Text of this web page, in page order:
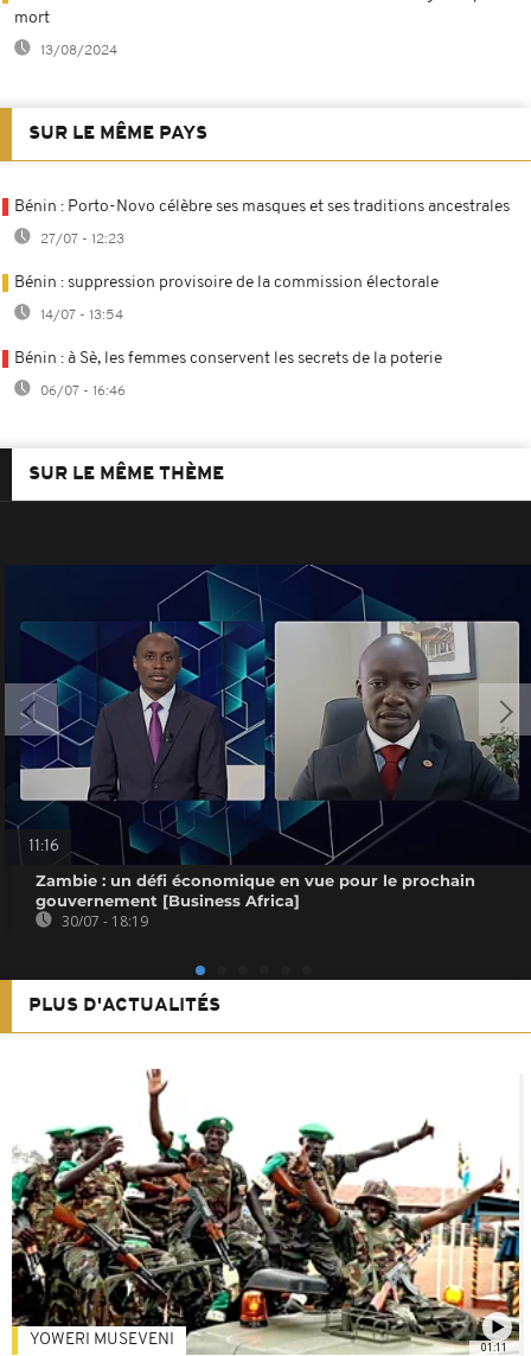
mort
13/08/2024
SUR LE MÊME PAYS
Bénin : Porto-Novo célèbre ses masques et ses traditions ancestrales
27/07 - 12:23
Bénin : suppression provisoire de la commission électorale
14/07 - 13:54
Bénin : à Sè, les femmes conservent les secrets de la poterie
06/07 - 16:46
SUR LE MÊME THÈME
11:16
Zambie : un défi économique en vue pour le prochain
gouvernement [Business Africa]
30/07 - 18:19
PLUS D'ACTUALITÉS
01:11
YOWERI MUSEVENI